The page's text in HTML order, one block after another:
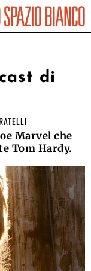
di
Marvel che
Tom Hardy.